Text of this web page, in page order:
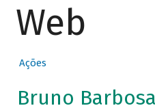
Web
Ações
Bruno